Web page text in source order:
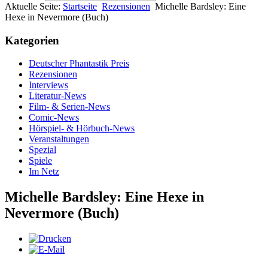
Aktuelle Seite: Startseite Rezensionen Michelle Bardsley: Eine
Hexe in Nevermore (Buch)
Kategorien
Deutscher Phantastik Preis
Rezensionen
Interviews
Literatur-News
Film- & Serien-News
Comic-News
Hörspiel- & Hörbuch-News
Veranstaltungen
Spezial
Spiele
Im Netz
Michelle Bardsley: Eine Hexe in
Nevermore (Buch)